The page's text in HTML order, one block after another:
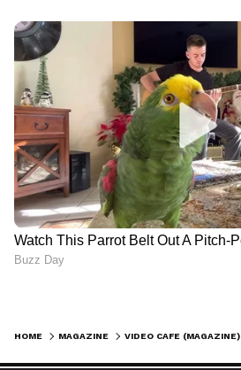
HOME MAGAZINE VIDEO CAFE (MAGAZINE)